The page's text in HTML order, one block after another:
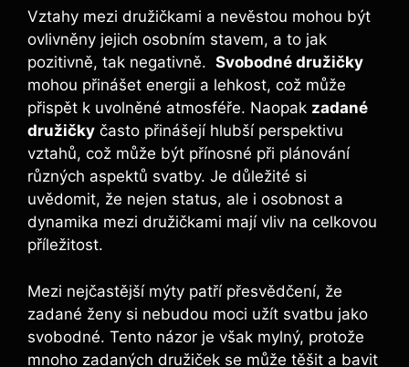
Vztahy mezi družičkami a nevěstou mohou být
ovlivněny jejich osobním stavem, a to‍ jak
pozitivně, tak negativně. ⁢ Svobodné ‌družičky
mohou přinášet energii ‍a lehkost, což může⁢
přispět‍ k uvolněné‍ atmosféře. Naopak zadané
družičky často přinášejí⁣ hlubší perspektivu
vztahů, ⁢což může být přínosné při ⁣plánování
různých aspektů svatby.‍ Je důležité si
uvědomit,​ že nejen status, ale i osobnost a
dynamika⁣ mezi družičkami mají​ vliv na ​celkovou
příležitost.
Mezi nejčastější mýty ⁣patří přesvědčení, že​
zadané ženy si nebudou moci‌ užít ⁤svatbu jako
svobodné. Tento ⁤názor‍ je však mylný, protože
mnoho ⁢zadaných družiček se může těšit a bavit